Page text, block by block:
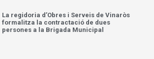
La regidoria d’Obres i Serveis de Vinaròs
formalitza la contractació de dues
persones a la Brigada Municipal